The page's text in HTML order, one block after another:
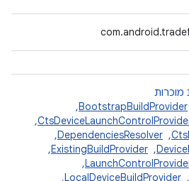
BootstrapBuildProvider
, ‏
, ‏
, ‏
DependenciesResolver
, ‏
, ‏
ExistingBuildProvider
, ‏
, ‏
, ‏
LocalDeviceBuildProvider
, ‏